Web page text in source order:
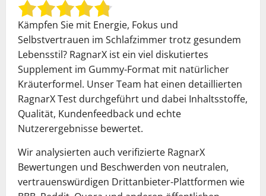
Kämpfen Sie mit Energie, Fokus und
Selbstvertrauen im Schlafzimmer trotz gesundem
Lebensstil? RagnarX ist ein viel diskutiertes
Supplement im Gummy-Format mit natürlicher
Kräuterformel. Unser Team hat einen detaillierten
RagnarX Test durchgeführt und dabei Inhaltsstoffe,
Qualität, Kundenfeedback und echte
Nutzerergebnisse bewertet.
Wir analysierten auch verifizierte RagnarX
Bewertungen und Beschwerden von neutralen,
vertrauenswürdigen Drittanbieter-Plattformen wie